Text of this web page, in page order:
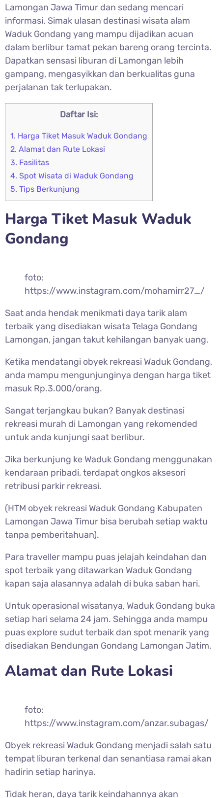
Lamongan Jawa Timur dan sedang mencari
informasi. Simak ulasan destinasi wisata alam
Waduk Gondang yang mampu dijadikan acuan
dalam berlibur tamat pekan bareng orang tercinta.
Dapatkan sensasi liburan di Lamongan lebih
gampang, mengasyikkan dan berkualitas guna
perjalanan tak terlupakan.
Daftar Isi:
1. Harga Tiket Masuk Waduk Gondang
2. Alamat dan Rute Lokasi
3. Fasilitas
4. Spot Wisata di Waduk Gondang
5. Tips Berkunjung
Harga Tiket Masuk Waduk
Gondang
foto:
https://www.instagram.com/mohamirr27_/
Saat anda hendak menikmati daya tarik alam
terbaik yang disediakan wisata Telaga Gondang
Lamongan, jangan takut kehilangan banyak uang.
Ketika mendatangi obyek rekreasi Waduk Gondang,
anda mampu mengunjunginya dengan harga tiket
masuk Rp.3.000/orang.
Sangat terjangkau bukan? Banyak destinasi
rekreasi murah di Lamongan yang rekomended
untuk anda kunjungi saat berlibur.
Jika berkunjung ke Waduk Gondang menggunakan
kendaraan pribadi, terdapat ongkos aksesori
retribusi parkir rekreasi.
(HTM obyek rekreasi Waduk Gondang Kabupaten
Lamongan Jawa Timur bisa berubah setiap waktu
tanpa pemberitahuan).
Para traveller mampu puas jelajah keindahan dan
spot terbaik yang ditawarkan Waduk Gondang
kapan saja alasannya adalah di buka saban hari.
Untuk operasional wisatanya, Waduk Gondang buka
setiap hari selama 24 jam. Sehingga anda mampu
puas explore sudut terbaik dan spot menarik yang
disediakan Bendungan Gondang Lamongan Jatim.
Alamat dan Rute Lokasi
foto:
https://www.instagram.com/anzar.subagas/
Obyek rekreasi Waduk Gondang menjadi salah satu
tempat liburan terkenal dan senantiasa ramai akan
hadirin setiap harinya.
Tidak heran, daya tarik keindahannya akan